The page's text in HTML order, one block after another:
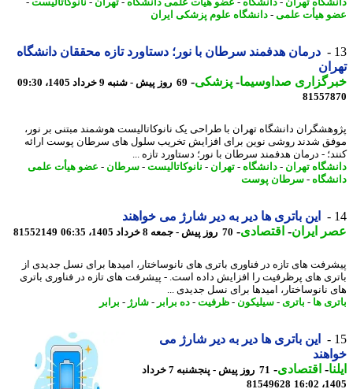
تهران- دانشگاه-عضو هیأت علمی دانشگاه-تهران- نانوکاتالیست-
هیأت علمی-دانشگاه علوم پزشکی ایران
درمان هدفمند سرطان با نور؛ دستاورد تازه محققان دانشگاه
صداوسیما-پزشکی-69 روز پیش - شنبه 9 خرداد 1405، 09:30
دانشگاه تهران با طراحی یک نانوکاتالیست هوشمند مبتنی بر نور،
شدند روشی نوین برای افزایش تخریب سلول های سرطان پوست ارائه
- درمان هدفمند سرطان با نور؛ دستاورد تازه ...
تهران- دانشگاه-تهران- نانوکاتالیست-سرطان -عضو هیأت علمی
-سرطان پوست
این باتری ها دیر به دیر شارژ می خواهند
ایران- اقتصادی-70 روز پیش - جمعه 8 خرداد 1405، 06:35 81552149
های تازه در فناوری باتری های نانوساختار، امیدها برای نسل جدیدی از
های پرظرفیت را افزایش داده است. - پیشرفت های تازه در فناوری باتری
نانوساختار، امیدها برای نسل جدیدی ...
ها - باتری- سیلیکون-ظرفیت -ده برابر- شارژ-برابر
این باتری ها دیر به دیر شارژ می
-اقتصادی-
71 روز پیش - پنجشنبه 7 خرداد
81549628